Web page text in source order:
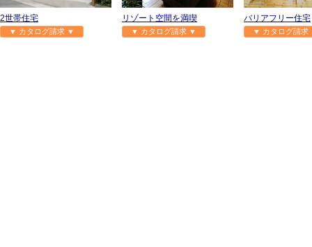
2世帯住宅
▼ カタログ請求 ▼
リゾート空間を満喫
▼ カタログ請求 ▼
バリアフリー住宅
▼ カタログ請